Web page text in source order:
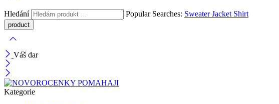
Hledání Popular Searches: SweaterJacket Shirt
Váš dar
Kategorie